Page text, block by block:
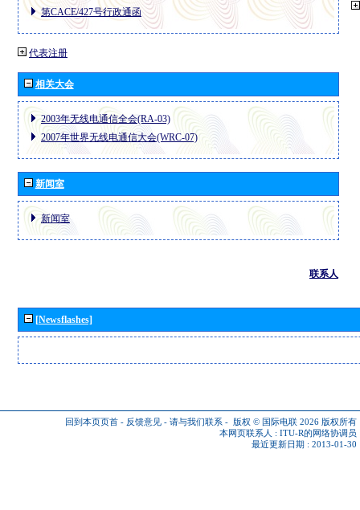
第CACE/427号行政通函
代表注册
相关大会
2003年无线电通信全会(RA-03)
2007年世界无线电通信大会(WRC-07)
新闻室
新闻室
联系人
[Newsflashes]
回到本页页首 - 反馈意见 - 请与我们联系 - 版权 © 国际电联 2026 版权所有
本网页联系人 : ITU-R的网络协调员
最近更新日期 : 2013-01-30